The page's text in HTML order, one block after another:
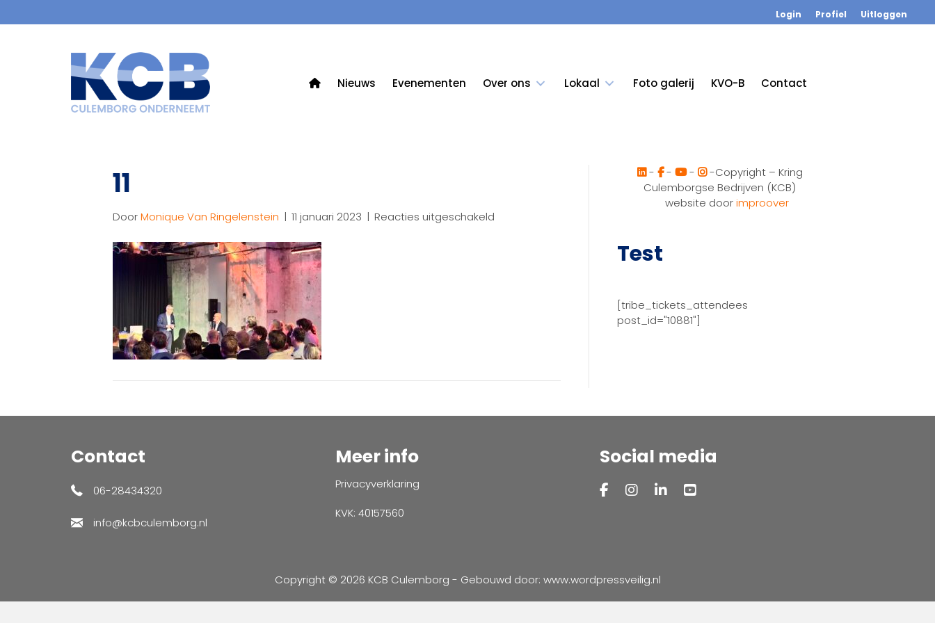
Login Profiel Uitloggen
Nieuws Evenementen Over ons Lokaal Foto galerij KVO-B Contact
11
DoorMonique Van Ringelenstein | 11 januari 2023 | Reacties uitgeschakeld
- - -
-Copyright – Kring
Culemborgse Bedrijven (KCB)
website doorimproover
Test
[tribe_tickets_attendees
post_id="10881"]
Contact
06-28434320
info@kcbculemborg.nl
Meer info
Privacyverklaring
KVK: 40157560
Social media
Copyright © 2026 KCB Culemborg - Gebouwd door: www.wordpressveilig.nl